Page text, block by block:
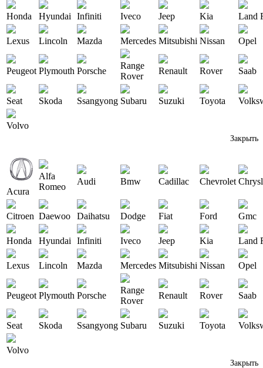
Honda Hyundai Infiniti Iveco Jeep Kia Land
Lexus Lincoln Mazda Mercedes Mitsubishi Nissan Opel
Peugeot Plymouth Porsche
Range
Rover
Renault Rover Saab
Seat Skoda Ssangyong Subaru Suzuki Toyota
Volvo
Закрыть
Acura
Alfa
Romeo
Audi Bmw Cadillac Chevrolet
Citroen Daewoo Daihatsu Dodge Fiat Ford Gmc
Honda Hyundai Infiniti Iveco Jeep Kia Land
Lexus Lincoln Mazda Mercedes Mitsubishi Nissan Opel
Peugeot Plymouth Porsche
Range
Rover
Renault Rover Saab
Seat Skoda Ssangyong Subaru Suzuki Toyota
Volvo
Закрыть